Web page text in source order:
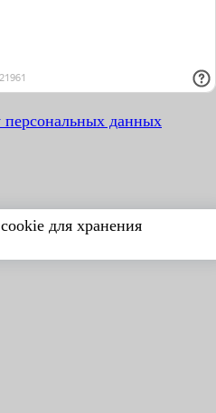
персональных данных
для хранения